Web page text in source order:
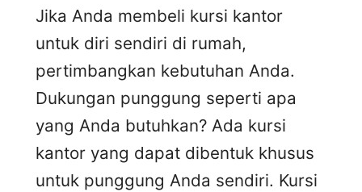
Jika Anda membeli kursi kantor
untuk diri sendiri di rumah,
pertimbangkan kebutuhan Anda.
Dukungan punggung seperti apa
yang Anda butuhkan? Ada kursi
kantor yang dapat dibentuk khusus
untuk punggung Anda sendiri. Kursi